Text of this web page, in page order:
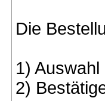
Die
1)
2)